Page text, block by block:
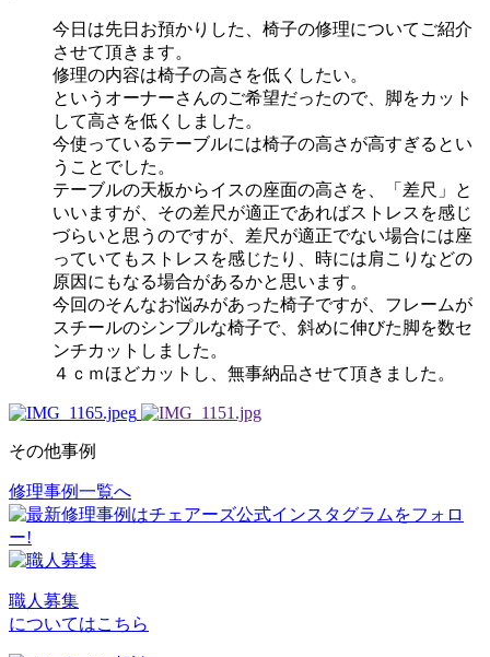
今日は先日お預かりした、椅子の修理についてご紹介
させて頂きます。
修理の内容は椅子の高さを低くしたい。
というオーナーさんのご希望だったので、脚をカット
して高さを低くしました。
今使っているテーブルには椅子の高さが高すぎるとい
うことでした。
テーブルの天板からイスの座面の高さを、「差尺」と
いいますが、その差尺が適正であればストレスを感じ
づらいと思うのですが、差尺が適正でない場合には座
っていてもストレスを感じたり、時には肩こりなどの
原因にもなる場合があるかと思います。
今回のそんなお悩みがあった椅子ですが、フレームが
スチールのシンプルな椅子で、斜めに伸びた脚を数セ
ンチカットしました。
４ｃｍほどカットし、無事納品させて頂きました。
その他事例
投
稿
ナ
ビ
ゲ
修理事例一覧へ
職人募集
についてはこちら